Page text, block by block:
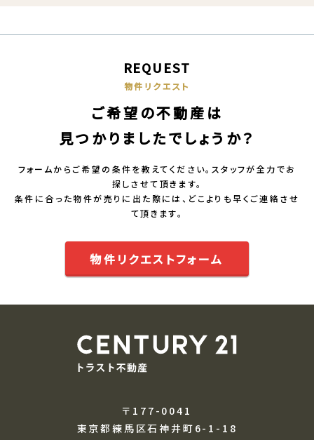
REQUEST
物件リクエスト
ご希望の不動産は
見つかりましたでしょうか？
フォームからご希望の条件を教えてください。スタッフが全力でお
探しさせて頂きます。
条件に合った物件が売りに出た際には、どこよりも早くご連絡させ
て頂きます。
物件リクエストフォーム
〒177-0041
東京都練馬区石神井町6-1-18